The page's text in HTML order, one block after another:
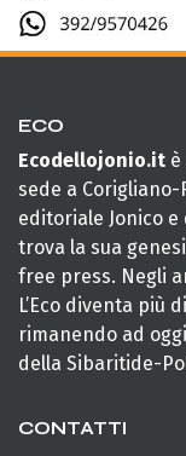
ECO
Ecodellojonio.it
sede a
editoriale Jonico
trova la sua
free press. Negli
L’Eco diventa più
rimanendo ad
della Sibaritide-
CONTATTI